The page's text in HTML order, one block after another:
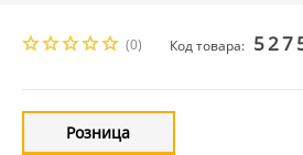
(0) Код товара:
Розница